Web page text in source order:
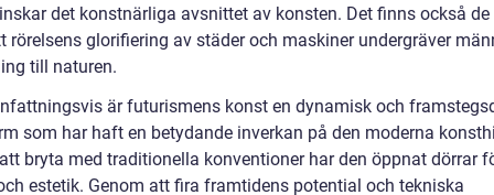
det konstnärliga avsnittet av konsten. Det finns också
rörelsens glorifiering av städer och maskiner undergräver
till naturen.
är futurismens konst en dynamisk och
som har haft en betydande inverkan på den moderna
bryta med traditionella konventioner har den öppnat dörrar
estetik. Genom att fira framtidens potential och tekniska